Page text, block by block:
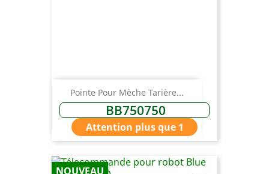
Pointe Pour Mèche Tarière...
BB750750
Attention plus que 1
NOUVEAU